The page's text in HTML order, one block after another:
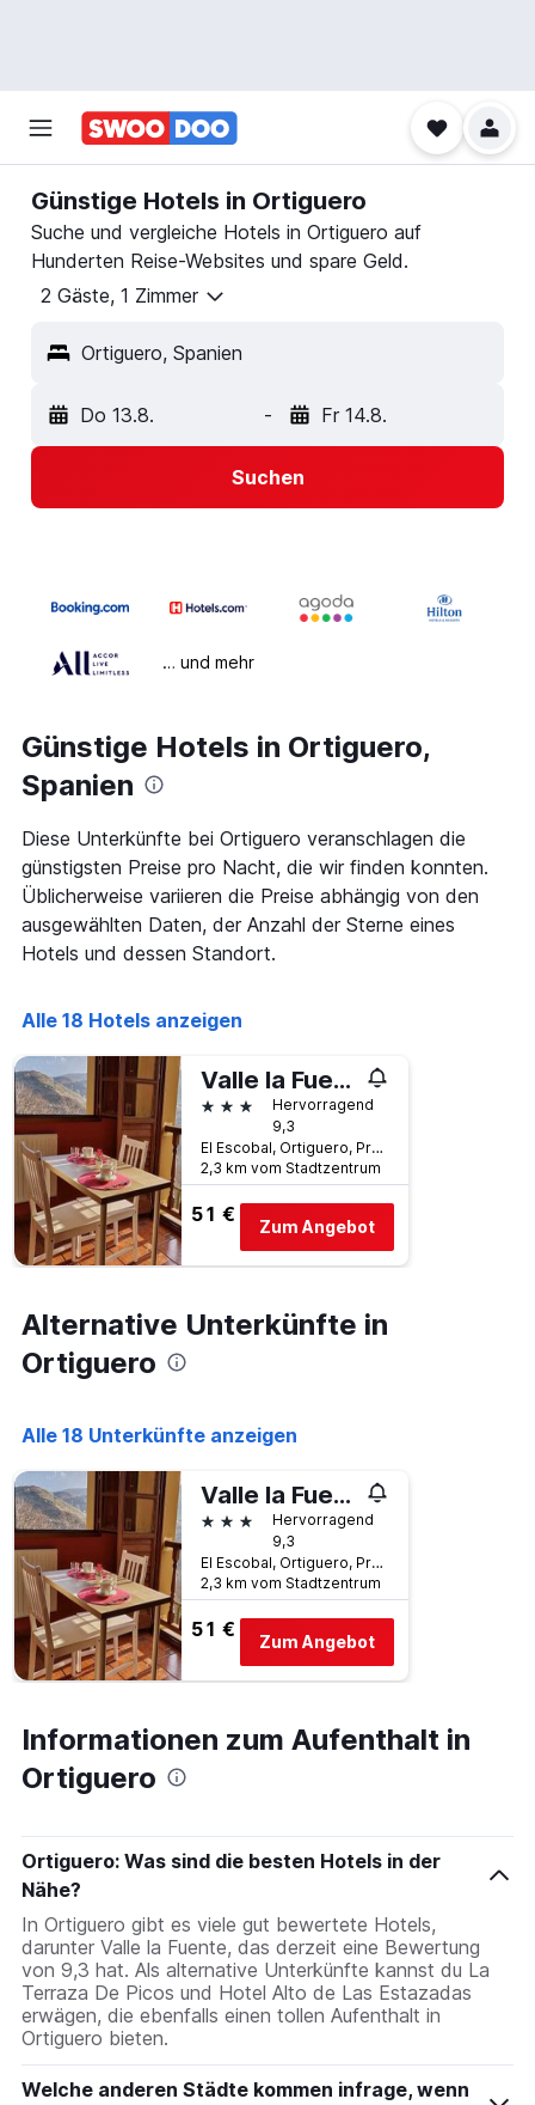
Günstige Hotels in Ortiguero
Suche und vergleiche Hotels in Ortiguero auf
Hunderten Reise-Websites und spare Geld.
2 Gäste, 1 Zimmer
Ortiguero, Spanien
Do 13.8. - Fr 14.8.
Suchen
… und mehr
Günstige Hotels in Ortiguero,
Spanien
Diese Unterkünfte bei Ortiguero veranschlagen die
günstigsten Preise pro Nacht, die wir finden konnten.
Üblicherweise variieren die Preise abhängig von den
ausgewählten Daten, der Anzahl der Sterne eines
Hotels und dessen Standort.
Alle 18 Hotels anzeigen
Valle la Fuente
3 SterneHervorragend
9,3
El Escobal, Ortiguero, Provinz Asturien, Spanien
2,3 km vom Stadtzentrum
51 €
Zum Angebot
Alternative Unterkünfte in
Ortiguero
Alle 18 Unterkünfte anzeigen
Valle la Fuente
3 SterneHervorragend
9,3
El Escobal, Ortiguero, Provinz Asturien, Spanien
2,3 km vom Stadtzentrum
51 €
Zum Angebot
Informationen zum Aufenthalt in
Ortiguero
Ortiguero: Was sind die besten Hotels in der
Nähe?
In Ortiguero gibt es viele gut bewertete Hotels,
darunter Valle la Fuente, das derzeit eine Bewertung
von 9,3 hat. Als alternative Unterkünfte kannst du La
Terraza De Picos und Hotel Alto de Las Estazadas
erwägen, die ebenfalls einen tollen Aufenthalt in
Ortiguero bieten.
Welche anderen Städte kommen infrage, wenn